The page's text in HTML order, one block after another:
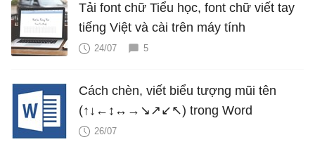
Tải font chữ Tiểu học, font chữ viết tay
tiếng Việt và cài trên máy tính
24/07 5
Cách chèn, viết biểu tượng mũi tên
(↑↓←↕↔→↘↗↙↖) trong Word
26/07